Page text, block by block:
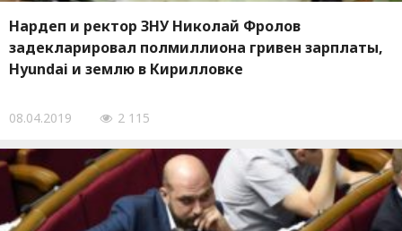
Нардеп и ректор ЗНУ Николай Фролов
задекларировал полмиллиона гривен зарплаты,
Hyundai и землю в Кирилловке
08.04.2019 2 115